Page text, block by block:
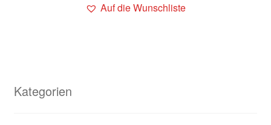
Auf die Wunschliste
Kategorien